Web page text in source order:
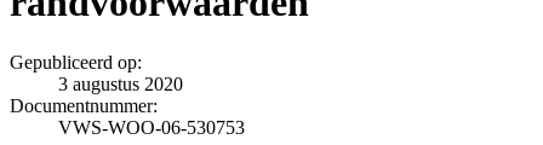
Gepubliceerd op:
3 augustus 2020
Documentnummer:
VWS-WOO-06-530753